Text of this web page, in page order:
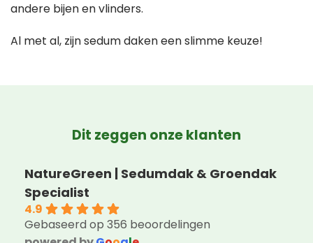
andere bijen en vlinders.
Al met al, zijn sedum daken een slimme keuze!
Dit zeggen onze klanten
NatureGreen | Sedumdak & Groendak
Specialist
4.9
Gebaseerd op 356 beoordelingen